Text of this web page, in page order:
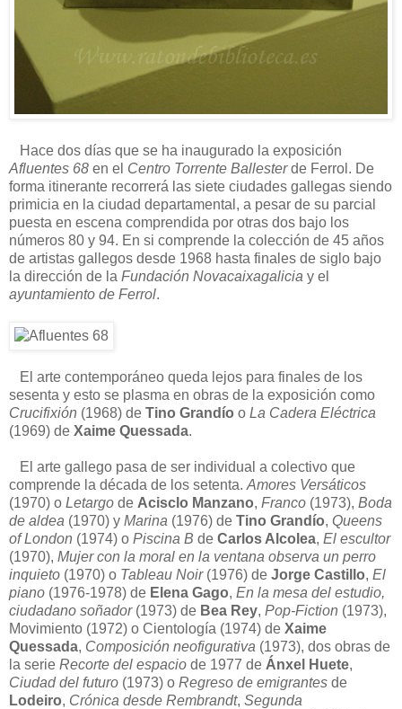
Hace dos días que se ha inaugurado la exposición
Afluentes 68 en el Centro Torrente Ballesterde Ferrol. De
forma itinerante recorrerá las siete ciudades gallegas siendo
primicia en la ciudad departamental, a pesar de su parcial
puesta en escena comprendida por otras dos bajo los
números 80 y 94. En si comprende la colección de 45 años
de artistas gallegos desde 1968 hasta finales de siglo bajo
la dirección de la Fundación Novacaixagalicia y el
ayuntamiento de Ferrol.
El arte contemporáneo queda lejos para finales de los
sesenta y esto se plasma en obras de la exposición como
Crucifixión (1968) de Tino Grandío o La Cadera Eléctrica
(1969) de Xaime Quessada.
El arte gallego pasa de ser individual a colectivo que
comprende la década de los setenta. Amores Versáticos
(1970) o Letargo de Acisclo Manzano, Franco (1973), Boda
de aldea (1970) y Marina (1976) de Tino Grandío, Queens
of London (1974) o Piscina B de Carlos Alcolea, El escultor
(1970), Mujer con la moral en la ventana observa un perro
inquieto (1970) o Tableau Noir(1976) de Jorge Castillo, El
piano (1976-1978) de Elena Gago, En la mesa del estudio,
ciudadano soñador(1973) de Bea Rey, Pop-Fiction (1973),
Movimiento (1972) o Cientología (1974) de Xaime
Quessada, Composición neofigurativa (1973), dos obras de
la serie Recorte del espacio de 1977 de Ánxel Huete,
Ciudad del futuro (1973) o Regreso de emigrantes de
Lodeiro, Crónica desde Rembrandt, Segunda